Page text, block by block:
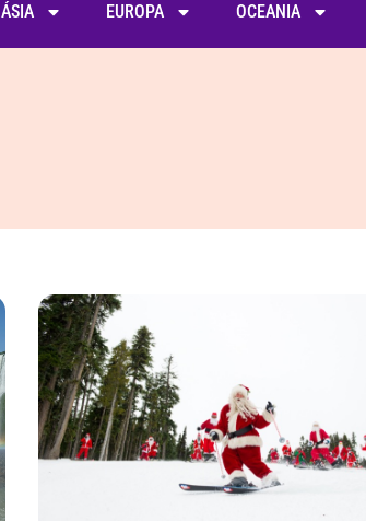
ÁSIA EUROPA OCEANIA